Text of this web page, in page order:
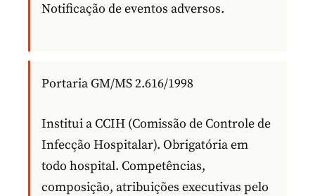
Notificação de eventos adversos.
Portaria GM/MS 2.616/1998
Institui a CCIH (Comissão de Controle de
Infecção Hospitalar). Obrigatória em
todo hospital. Competências,
composição, atribuições executivas pelo